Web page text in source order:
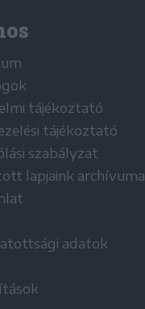
tájékoztató
tájékoztató
szabályzat
lapjaink archívuma
adatok